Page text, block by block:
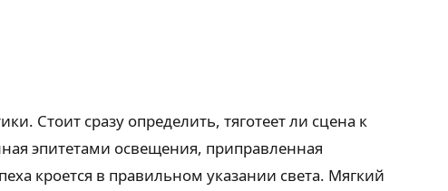
Стоит сразу определить, тяготеет ли сцена к
эпитетами освещения, приправленная
кроется в правильном указании света. Мягкий